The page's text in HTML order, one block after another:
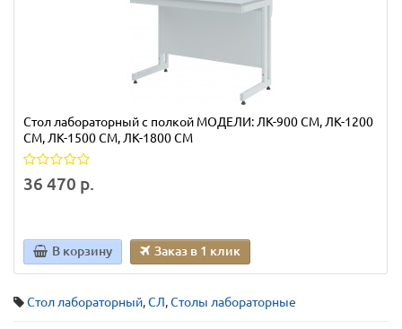
Стол лабораторный с полкой МОДЕЛИ: ЛК-900 СМ, ЛК-1200
СМ, ЛК-1500 СМ, ЛК-1800 СМ
36 470 р.
В корзину Заказ в 1 клик
Стол лабораторный,СЛ,Столы лабораторные